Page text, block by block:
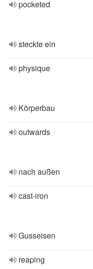
pocketed
steckte ein
physique
Körperbau
outwards
nach außen
cast-iron
Gusseisen
reaping